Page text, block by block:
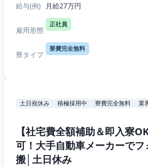
給与(例) 月給27万円
雇用形態
正社員
寮タイプ
寮費完全無料
土日祝休み 積極採用中 寮費完全無料 業
【社宅費全額補助＆即入寮
可！大手自動車メーカーで
搬│土日休み